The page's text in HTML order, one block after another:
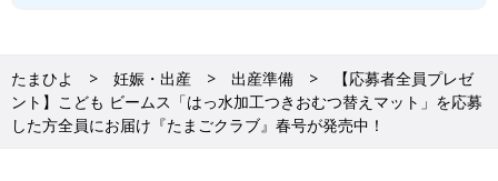
たまひよ 妊娠・出産 出産準備
【応募者全員プレゼ
ント】こども ビームス「はっ水加工つきおむつ替えマット」を応募
した方全員にお届け『たまごクラブ』春号が発売中！